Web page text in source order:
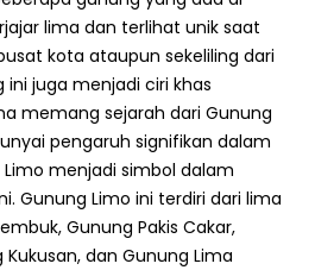
lima dan terlihat unik saat
kota ataupun sekeliling dari
ini juga menjadi ciri khas
memang sejarah dari Gunung
pengaruh signifikan dalam
menjadi simbol dalam
Gunung Limo ini terdiri dari lima
Gunung Pakis Cakar,
dan Gunung Lima